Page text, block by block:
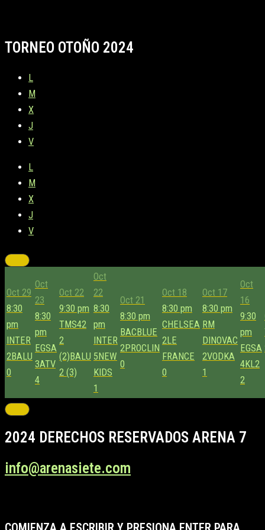
TORNEO OTOÑO 2024
L
M
X
J
V
L
M
X
J
V
Oct 29
8:30
pm
INTER
2BALU
0
Oct
23
8:30
pm
EGSA
3ATV
4
Oct 22
9:30 pm
TMS42
2
(2)BALU
2 (3)
Oct
22
8:30
pm
INTER
5NEW
KIDS
1
Oct 21
8:30 pm
BACBLUE
2PROCLIN
0
Oct 18
8:30 pm
CHELSEA
2LE
FRANCE
0
Oct 17
8:30 pm
RM
DINOVAC
2VODKA
1
Oct
16
9:30
pm
EGSA
4KL2
2
2024 DERECHOS RESERVADOS ARENA 7
info@arenasiete.com